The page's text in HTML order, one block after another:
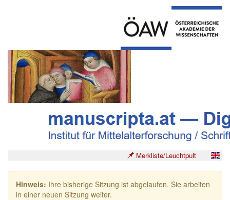
Merkliste/Leuchtpult
Hinweis: Ihre bisherige Sitzung ist abgelaufen. Sie arbeiten
in einer neuen Sitzung weiter.